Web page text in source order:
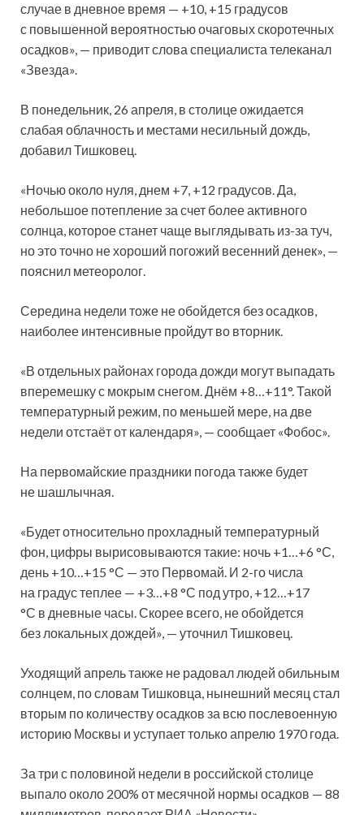
случае в дневное время — +10, +15 градусов
с повышенной вероятностью очаговых скоротечных
осадков», — приводит слова специалиста телеканал
«Звезда».
В понедельник, 26 апреля, в столице ожидается
слабая облачность и местами несильный дождь,
добавил Тишковец.
«Ночью около нуля, днем +7, +12 градусов. Да,
небольшое потепление за счет более активного
солнца, которое станет чаще выглядывать из-за туч,
но это точно не хороший погожий весенний денек», —
пояснил метеоролог.
Середина недели тоже не обойдется без осадков,
наиболее интенсивные пройдут во вторник.
«В отдельных районах города дожди могут выпадать
вперемешку с мокрым снегом. Днём +8…+11°. Такой
температурный режим, по меньшей мере, на две
недели отстаёт от календаря», — сообщает «Фобос».
На первомайские праздники погода также будет
не шашлычная.
«Будет относительно прохладный температурный
фон, цифры вырисовываются такие: ночь +1…+6 °С,
день +10…+15 °С — это Первомай. И 2-го числа
на градус теплее — +3…+8 °С под утро, +12…+17
°С в дневные часы. Скорее всего, не обойдется
без локальных дождей», — уточнил Тишковец.
Уходящий апрель также не радовал людей обильным
солнцем, по словам Тишковца, нынешний месяц стал
вторым по количеству осадков за всю послевоенную
историю Москвы и уступает только апрелю 1970 года.
За три с половиной недели в российской столице
выпало около 200% от месячной нормы осадков — 88